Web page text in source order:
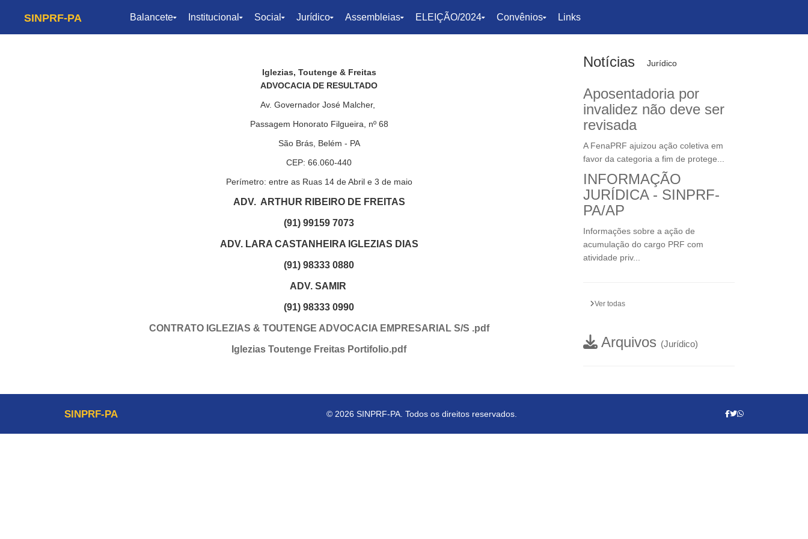
SINPRF-PA Balancete Institucional Social Jurídico Assembleias ELEIÇÃO/2024 Convênios Links
Iglezias, Toutenge & Freitas
ADVOCACIA DE RESULTADO
Av. Governador José Malcher,
Passagem Honorato Filgueira, nº 68
São Brás, Belém - PA
CEP: 66.060-440
Perímetro: entre as Ruas 14 de Abril e 3 de maio
ADV. ARTHUR RIBEIRO DE FREITAS
(91) 99159 7073
ADV. LARA CASTANHEIRA IGLEZIAS DIAS
(91) 98333 0880
ADV. SAMIR
(91) 98333 0990
CONTRATO IGLEZIAS & TOUTENGE ADVOCACIA EMPRESARIAL S/S .pdf
Iglezias Toutenge Freitas Portifolio.pdf
Notícias Jurídico
Aposentadoria por
invalidez não deve ser
revisada
A FenaPRF ajuizou ação coletiva em
favor da categoria a fim de protege...
INFORMAÇÃO
JURÍDICA - SINPRF-
PA/AP
Informações sobre a ação de
acumulação do cargo PRF com
atividade priv...
Ver todas
Arquivos (Jurídico)
SINPRF-PA © 2026 SINPRF-PA. Todos os direitos reservados.